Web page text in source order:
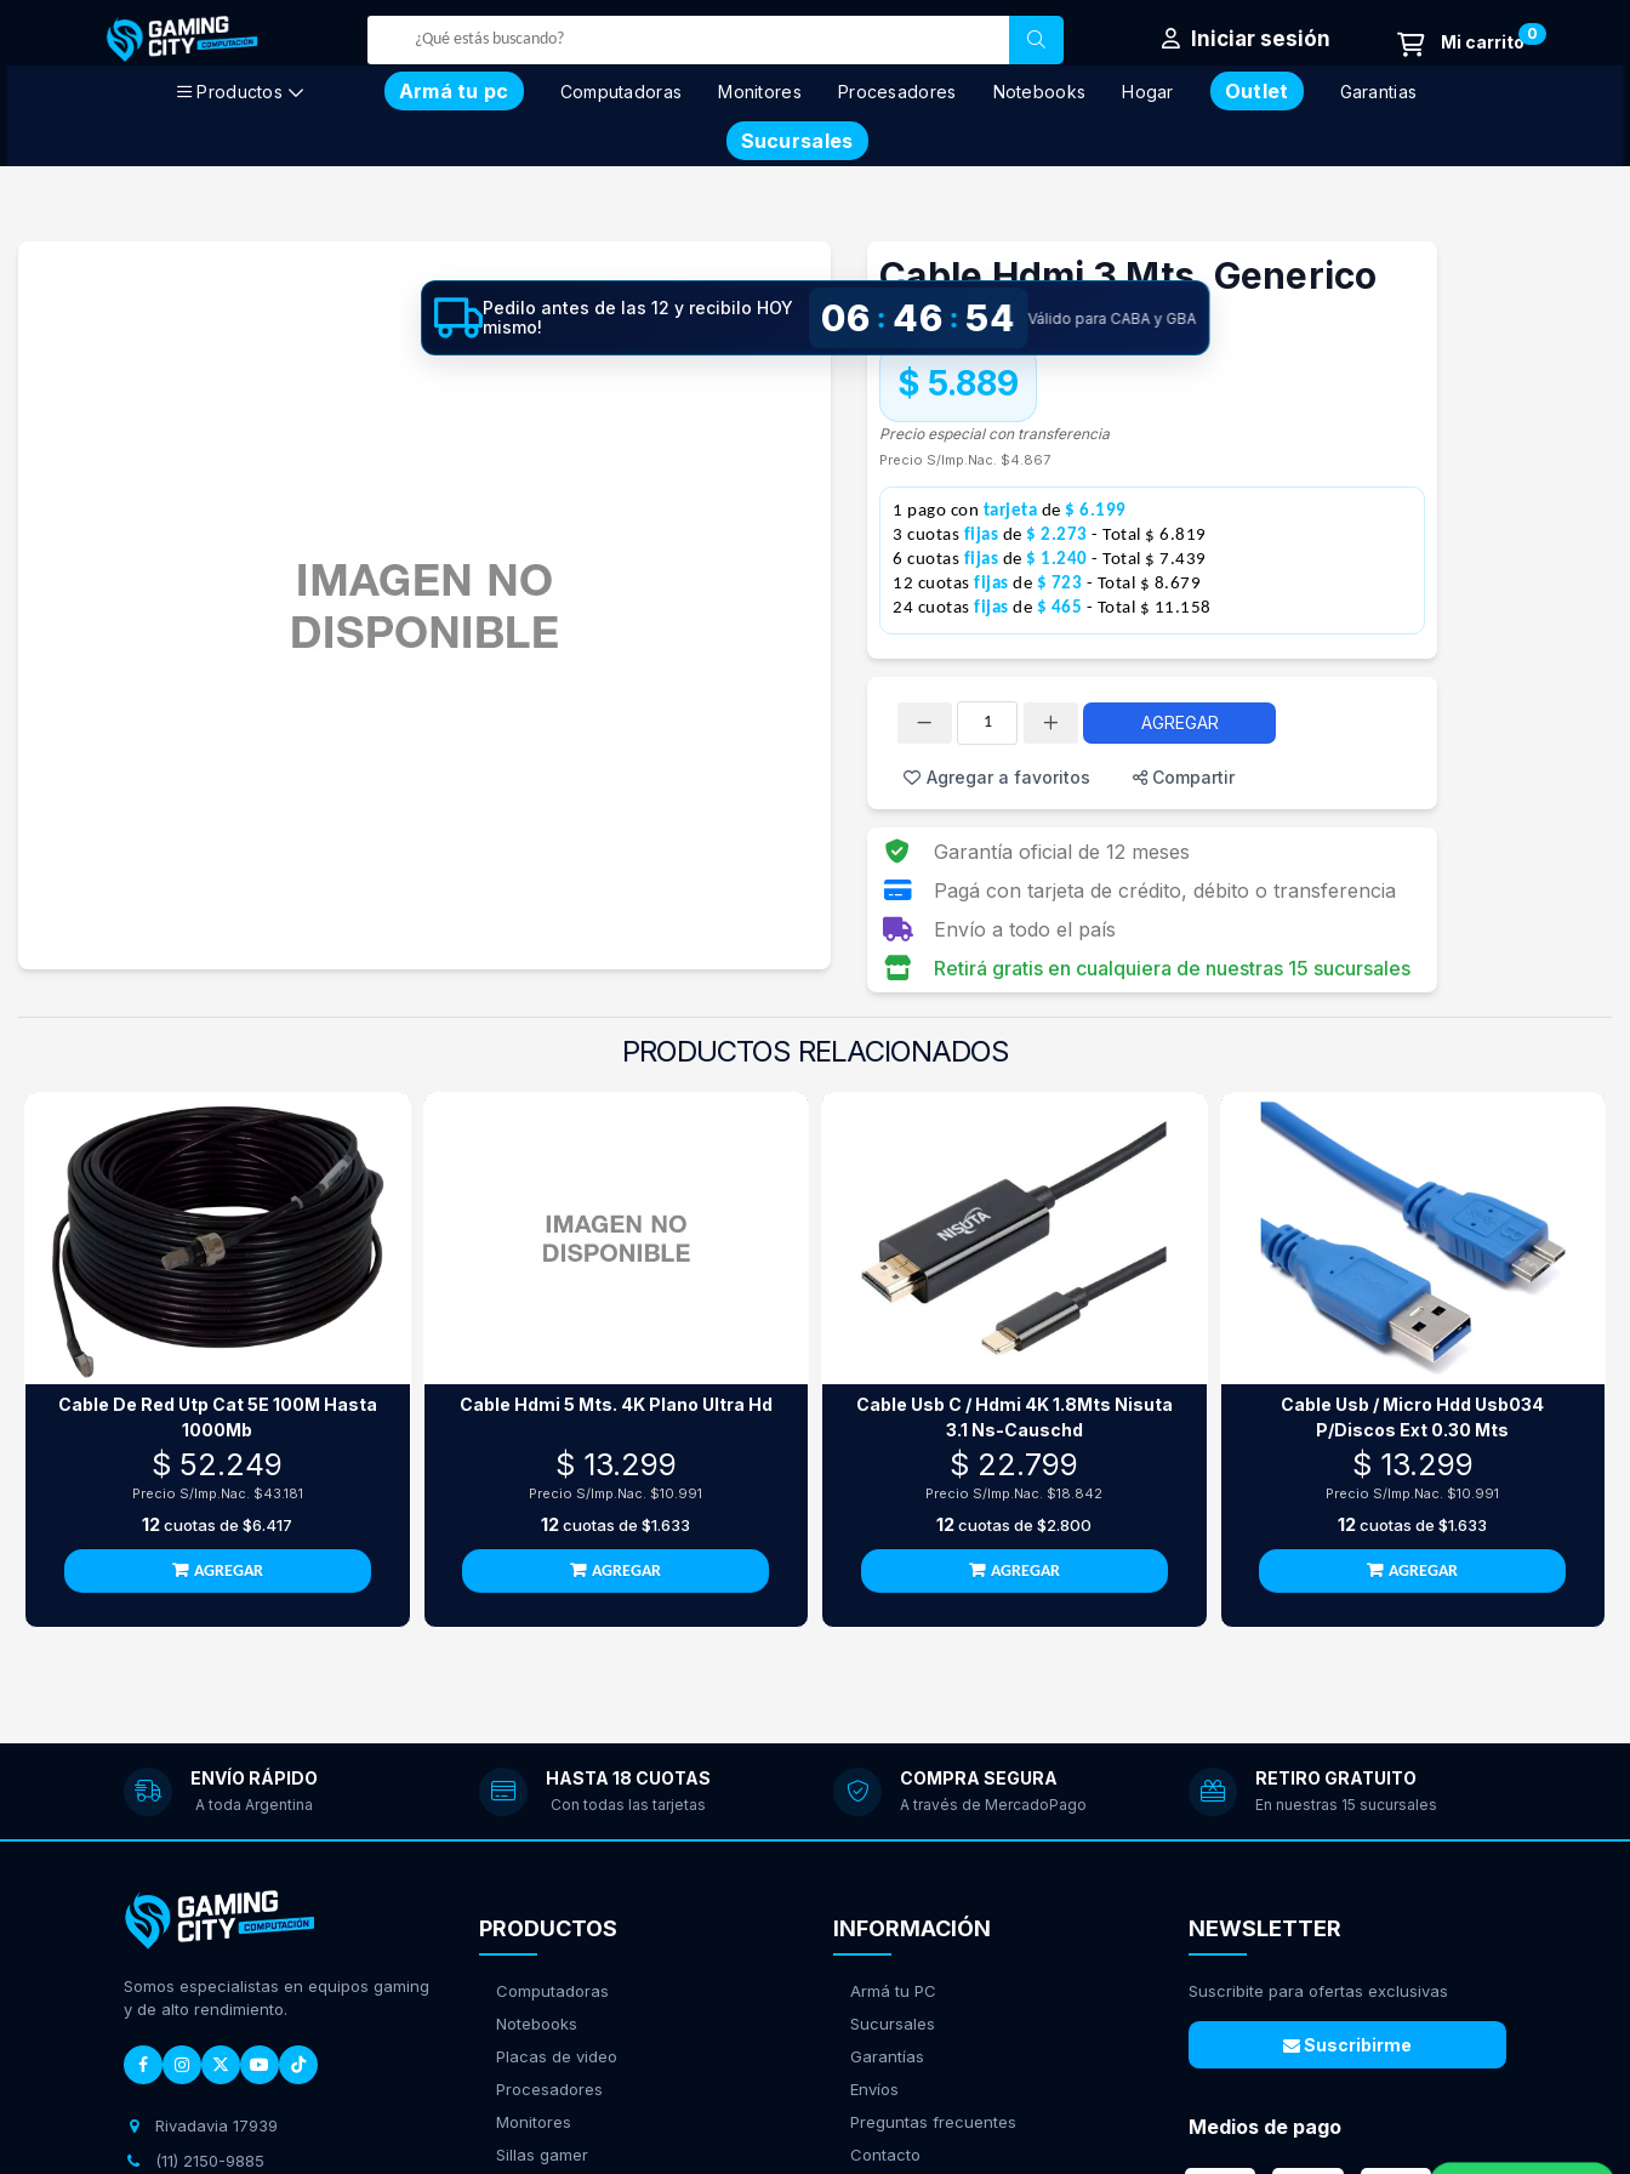
Iniciar sesión 0
Productos Armá tu pc Computadoras Monitores Procesadores Notebooks Hogar Outlet Garantias
Sucursales
Cable Hdmi 3 Mts. Generico
En stock
$ 5.889
Precio especial con transferencia
Precio S/Imp.Nac. $4.867
1 pago con tarjeta de $ 6.199
3 cuotas fijas de $ 2.273 - Total $ 6.819
6 cuotas fijas de $ 1.240 - Total $ 7.439
12 cuotas fijas de $ 723 - Total $ 8.679
24 cuotas fijas de $ 465 - Total $ 11.158
Pedilo antes de las 12 y recibilo HOY
mismo!
06 : 46 : 53 Válido para CABA y GBA
AGREGAR
Agregar a favoritos Compartir
Garantía oficial de 12 meses
Pagá con tarjeta de crédito, débito o transferencia
Envío a todo el país
Retirá gratis en cualquiera de nuestras 15 sucursales
PRODUCTOS RELACIONADOS
Cable De Red Utp Cat 5E 100M Hasta
1000Mb
$ 52.249
Precio S/Imp.Nac. $43.181
12cuotas de$6.417
AGREGAR
Cable Hdmi 5 Mts. 4K Plano Ultra Hd
$ 13.299
Precio S/Imp.Nac. $10.991
12cuotas de$1.633
AGREGAR
Cable Usb C / Hdmi 4K 1.8Mts Nisuta
3.1 Ns-Causchd
$ 22.799
Precio S/Imp.Nac. $18.842
12cuotas de$2.800
AGREGAR
Cable Usb / Micro Hdd Usb034
P/Discos Ext 0.30 Mts
$ 13.299
Precio S/Imp.Nac. $10.991
12cuotas de$1.633
AGREGAR
ENVÍO RÁPIDO
A toda Argentina
HASTA 18 CUOTAS
Con todas las tarjetas
COMPRA SEGURA
A través de MercadoPago
RETIRO GRATUITO
En nuestras 15 sucursales
Somos especialistas en equipos gaming
y de alto rendimiento.
Rivadavia 17939
(11) 2150-9885
PRODUCTOS
Computadoras
Notebooks
Placas de video
Procesadores
Monitores
Sillas gamer
INFORMACIÓN
Armá tu PC
Sucursales
Garantías
Envíos
Preguntas frecuentes
Contacto
NEWSLETTER
Suscribite para ofertas exclusivas
Suscribirme
Medios de pago